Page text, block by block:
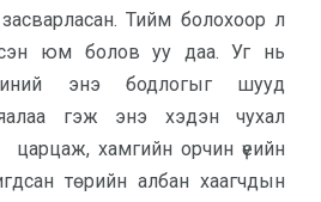
Тийм болохоор л
юм болов уу даа. Уг нь
энэ бодлогыг шууд
яалаа гэж энэ хэдэн чухал
хамгийн орчин үеийн
төрийн албан хаагчдын